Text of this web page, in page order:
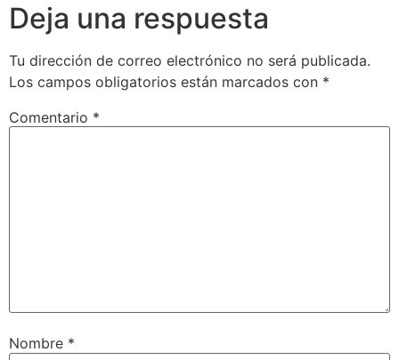
Deja una respuesta
Tu dirección de correo electrónico no será publicada.
Los campos obligatorios están marcados con *
Comentario *
Nombre *